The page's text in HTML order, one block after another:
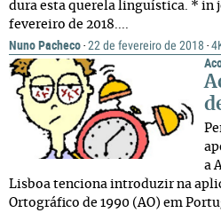
dura esta querela linguística. * in
fevereiro de 2018....
Nuno Pacheco · 22 de fevereiro de 2018 ·
a
Lisboa tenciona introduzir na
Ortográfico de 1990 (AO) em